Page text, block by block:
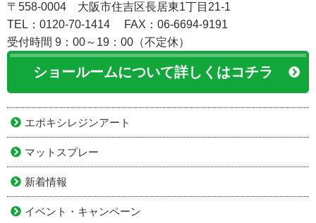
〒558-0004 大阪市住吉区長居東1丁目21-1
TEL：0120-70-1414
FAX：06-6694-9191
受付時間 9：00～19：00（不定休）
ショールームについて詳しくはコチラ
エポキシレジンアート
マットスプレー
新着情報
イベント・キャンペーン